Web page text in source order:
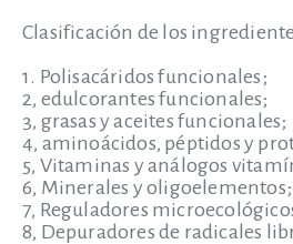
Clasificación de los
1. Polisacáridos funcionales;
2, edulcorantes funcionales;
3, grasas y aceites funcionales;
4, aminoácidos, péptidos y
5, Vitaminas y análogos
6, Minerales y oligoelementos;
7, Reguladores
8, Depuradores de radicales